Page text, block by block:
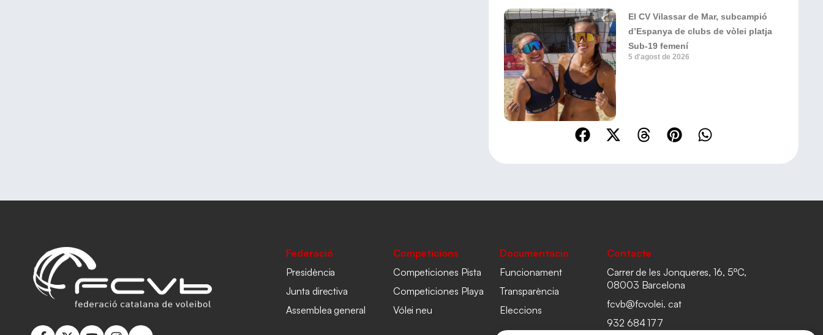
El CV Vilassar de Mar, subcampió
d’Espanya de clubs de vòlei platja
Sub-19 femení
5 d'agost de 2026
Federació
Presidència
Junta directiva
Assemblea general
Competicions
Competiciones Pista
Competiciones Playa
Vólei neu
Documentacio
Funcionament
Transparència
Eleccions
Contacte
Carrer de les Jonqueres, 16, 5ºC,
08003 Barcelona
fcvb@fcvolei. cat
932 684 177